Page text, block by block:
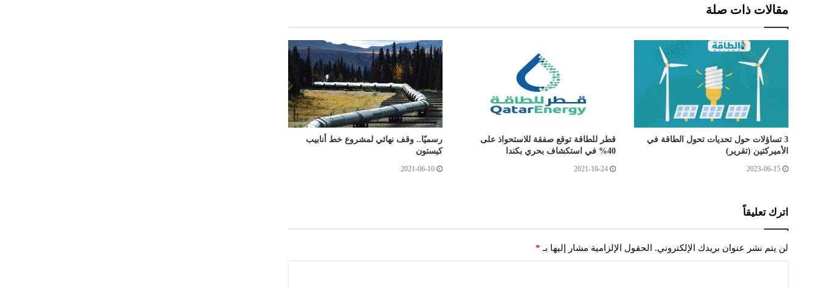
مقالات ذات صلة
3 تساؤلات حول تحديات تحول الطاقة في
الأميركتين (تقرير)
2023-06-15
قطر للطاقة توقع صفقة للاستحواذ على
40% في استكشاف بحري بكندا
2021-10-24
رسميًا.. وقف نهائي لمشروع خط أنابيب
كيستون
2021-06-10
اترك تعليقاً
لن يتم نشر عنوان بريدك الإلكتروني. الحقول الإلزامية مشار إليها بـ *